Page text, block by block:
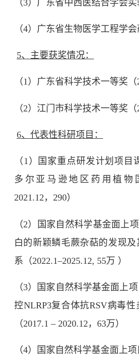
（3）广东省中西医结合学会
（4）广东省生物医学工程学
5、主要获奖情况：
（1）广东省科学技术一等奖（
（2）江门市科学技术一等奖（
6、代表性科研项目：
（ 1 ）国家重点研发计划项目
多尔亚马逊地区药用植
2021.12 ， 290）
（2）国家自然科学基金面上
白的新颖鳞毛蕨杂萜的发现
系（2022.1–2025.12, 55万 ）
（3）国家自然科学基金面上项
控NLRP3复合体抗RSV病毒性
（2017.1 – 2020.12 ， 63万）
（4）国家自然科学基金面上项